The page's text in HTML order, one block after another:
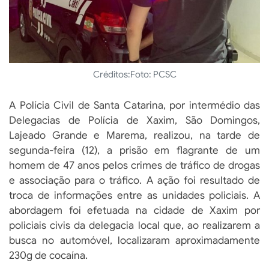
Créditos:Foto: PCSC
A Polícia Civil de Santa Catarina, por intermédio das
Delegacias de Polícia de Xaxim, São Domingos,
Lajeado Grande e Marema, realizou, na tarde de
segunda-feira (12), a prisão em flagrante de um
homem de 47 anos pelos crimes de tráfico de drogas
e associação para o tráfico. A ação foi resultado de
troca de informações entre as unidades policiais. A
abordagem foi efetuada na cidade de Xaxim por
policiais civis da delegacia local que, ao realizarem a
busca no automóvel, localizaram aproximadamente
230g de cocaína.